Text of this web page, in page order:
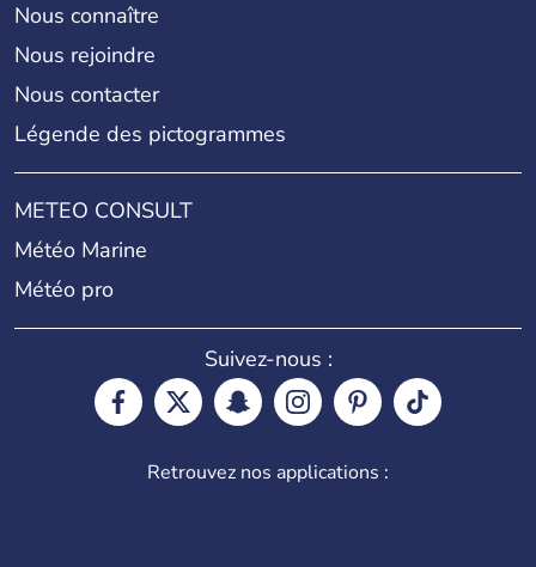
Nous connaître
Nous rejoindre
Nous contacter
Légende des pictogrammes
METEO CONSULT
Météo Marine
Météo pro
Suivez-nous :
Retrouvez nos applications :